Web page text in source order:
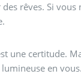
rêves. Si vous
une certitude.
en vous.